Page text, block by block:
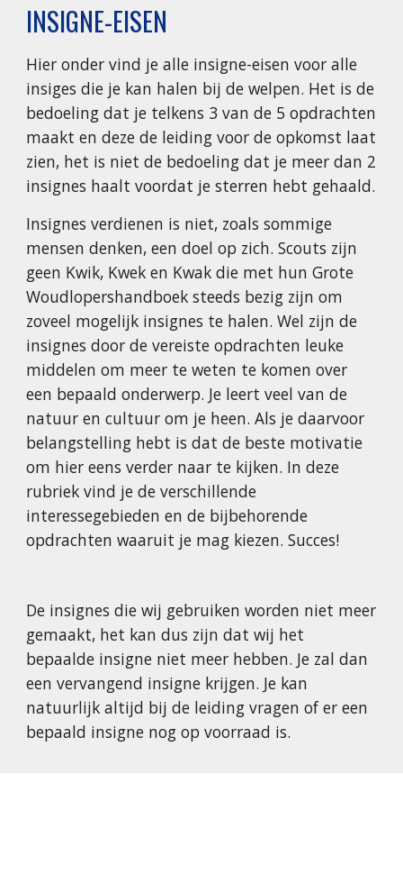
INSIGNE-EISEN
Hier onder vind je alle insigne-eisen voor alle
insiges die je kan halen bij de welpen. Het is de
bedoeling dat je telkens 3 van de 5 opdrachten
maakt en deze de leiding voor de opkomst laat
zien, het is niet de bedoeling dat je meer dan 2
insignes haalt voordat je sterren hebt gehaald.
Insignes verdienen is niet, zoals sommige
mensen denken, een doel op zich. Scouts zijn
geen Kwik, Kwek en Kwak die met hun Grote
Woudlopershandboek steeds bezig zijn om
zoveel mogelijk insignes te halen. Wel zijn de
insignes door de vereiste opdrachten leuke
middelen om meer te weten te komen over
een bepaald onderwerp. Je leert veel van de
natuur en cultuur om je heen. Als je daarvoor
belangstelling hebt is dat de beste motivatie
om hier eens verder naar te kijken. In deze
rubriek vind je de verschillende
interessegebieden en de bijbehorende
opdrachten waaruit je mag kiezen. Succes!
De insignes die wij gebruiken worden niet meer
gemaakt, het kan dus zijn dat wij het
bepaalde insigne niet meer hebben. Je zal dan
een vervangend insigne krijgen. Je kan
natuurlijk altijd bij de leiding vragen of er een
bepaald insigne nog op voorraad is.